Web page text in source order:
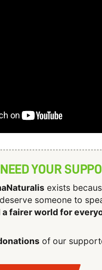
YOUR
exists
someone to
a fairer world for
of our